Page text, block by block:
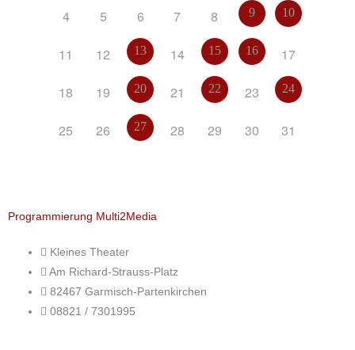
4 5 6 7 8 9 10
11 12 13 14 15 16 17
18 19 20 21 22 23 24
25 26 27 28 29 30 31
Programmierung Multi2Media
Kleines Theater
Am Richard-Strauss-Platz
82467 Garmisch-Partenkirchen
08821 / 7301995